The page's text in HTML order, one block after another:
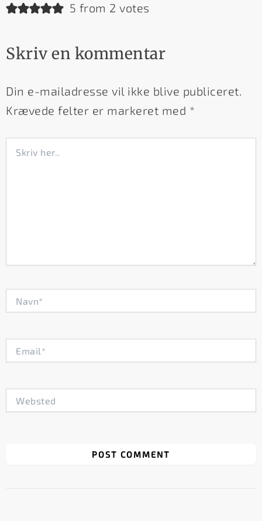
5 from 2 votes
Skriv en kommentar
Din e-mailadresse vil ikke blive publiceret.
Krævede felter er markeret med *
her..